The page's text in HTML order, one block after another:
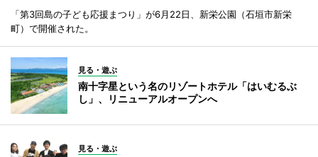
「第3回島の子ども応援まつり」が6月22日、新栄公園（石垣市新栄
町）で開催された。
見る・遊ぶ
南十字星という名のリゾートホテル「はいむるぶ
し」、リニューアルオープンへ
見る・遊ぶ